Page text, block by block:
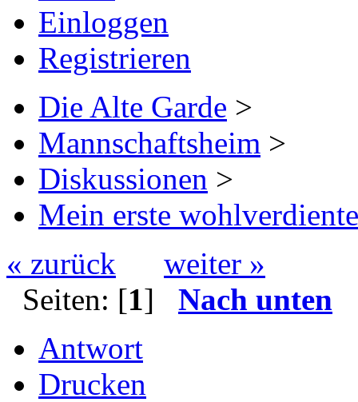
Einloggen
Registrieren
Die Alte Garde >
Mannschaftsheim >
Diskussionen >
Mein erste
« zurück
weiter »
Seiten: [1] Nach unten
Antwort
Drucken